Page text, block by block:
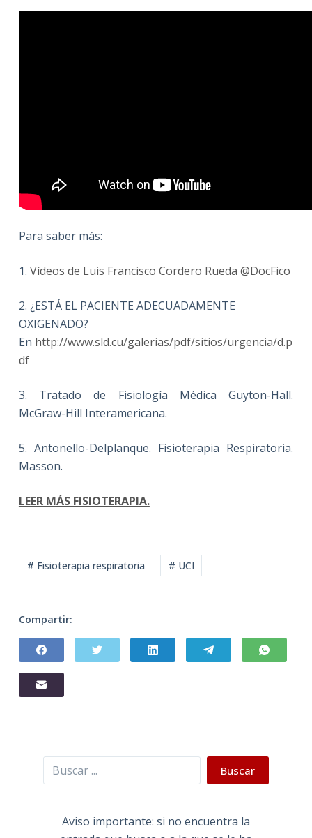
Para saber más:
1. Vídeos de Luis Francisco Cordero Rueda @DocFico
2. ¿ESTÁ EL PACIENTE ADECUADAMENTE
OXIGENADO?
En http://www.sld.cu/galerias/pdf/sitios/urgencia/d.p
df
3. Tratado de Fisiología Médica Guyton-Hall.
McGraw-Hill Interamericana.
5. Antonello-Delplanque. Fisioterapia Respiratoria.
Masson.
LEER MÁS FISIOTERAPIA.
# Fisioterapia respiratoria # UCI
Compartir:
Buscar Buscar
Aviso importante: si no encuentra la